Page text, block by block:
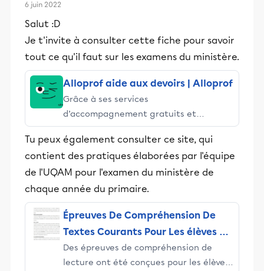
6 juin 2022
Salut :D
Je t'invite à consulter cette fiche pour savoir
tout ce qu'il faut sur les examens du ministère.
Alloprof aide aux devoirs | Alloprof
Grâce à ses services
d’accompagnement gratuits et
stimulants, Alloprof engage les élèves
et leurs parents dans la réussite
éducative.
Tu peux également consulter ce site, qui
contient des pratiques élaborées par l'équipe
de l'UQAM pour l'examen du ministère de
chaque année du primaire.
Épreuves De Compréhension De
Textes Courants Pour Les élèves De
La 4e Année - ADEL
Des épreuves de compréhension de
lecture ont été conçues pour les élèves